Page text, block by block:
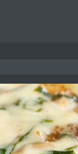
НЕГОВОТО
Имот в Северна